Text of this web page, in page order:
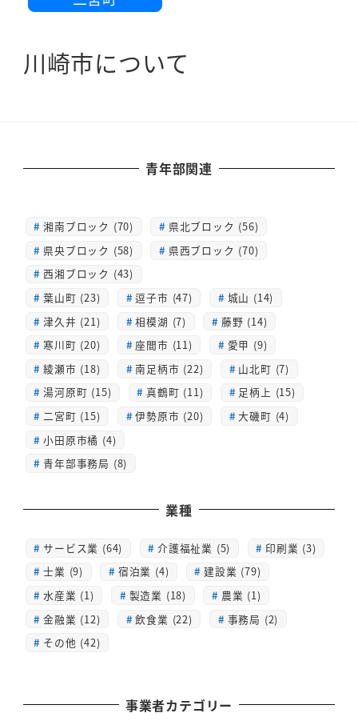
川崎市について
青年部関連
湘南ブロック (70)
県北ブロック (56)
県央ブロック (58)
県西ブロック (70)
西湘ブロック (43)
葉山町 (23)
逗子市 (47)
城山 (14)
津久井 (21)
相模湖 (7)
藤野 (14)
寒川町 (20)
座間市 (11)
愛甲 (9)
綾瀬市 (18)
南足柄市 (22)
山北町 (7)
湯河原町 (15)
真鶴町 (11)
足柄上 (15)
二宮町 (15)
伊勢原市 (20)
大磯町 (4)
小田原市橘 (4)
青年部事務局 (8)
業種
サービス業 (64) 介護福祉業 (5)
印刷業 (3)
士業 (9)
宿泊業 (4)
建設業 (79)
水産業 (1)
製造業 (18)
農業 (1)
金融業 (12)
飲食業 (22)
事務局 (2)
その他 (42)
事業者カテゴリー